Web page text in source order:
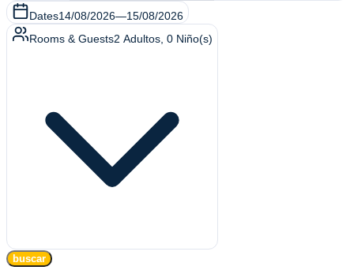
Dates14/08/2026—15/08/2026
Rooms & Guests2 Adultos 0 Niño(s)
buscar